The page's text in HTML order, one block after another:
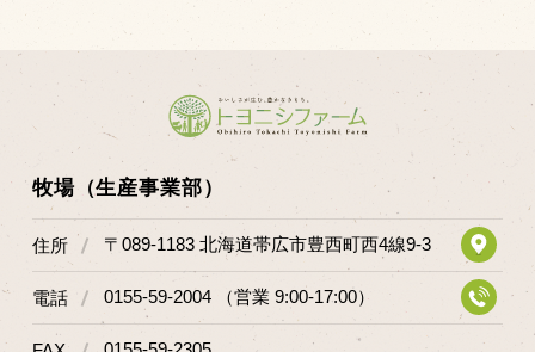
牧場（生産事業部）
住所 〒089-1183 北海道帯広市豊西町西4線9-3
電話 0155-59-2004 （営業 9:00-17:00）